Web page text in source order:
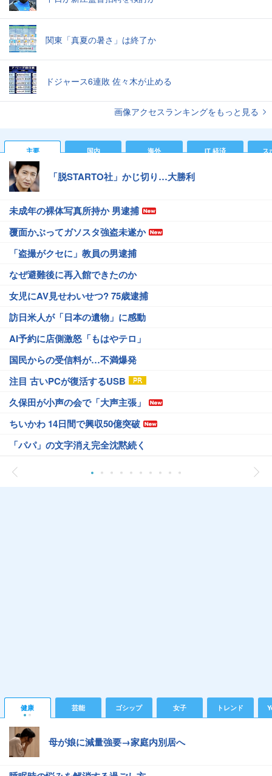
関東「真夏の暑さ」は終了か
ドジャース6連敗 佐々木が止める
画像アクセスランキングをもっと見る
主要 国内 海外 IT 経済 ス
「脱STARTO社」かじ切り…大勝利
未成年の裸体写真所持か 男逮捕
覆面かぶってガソスタ強盗未遂か
「盗撮がクセに」教員の男逮捕
なぜ避難後に再入館できたのか
女児にAV見せわいせつ? 75歳逮捕
訪日米人が「日本の遺物」に感動
AI予約に店側激怒「もはやテロ」
国民からの受信料が…不満爆発
注目 古いPCが復活するUSB
久保田が小声の会で「大声主張」
ちいかわ 14日間で興収50億突破
「パパ」の文字消え完全沈黙続く
健康 芸能 ゴシップ 女子 トレンド
母が娘に減量強要→家庭内別居へ